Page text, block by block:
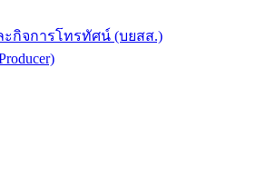
กิจการโทรทัศน์ (บยสส.)